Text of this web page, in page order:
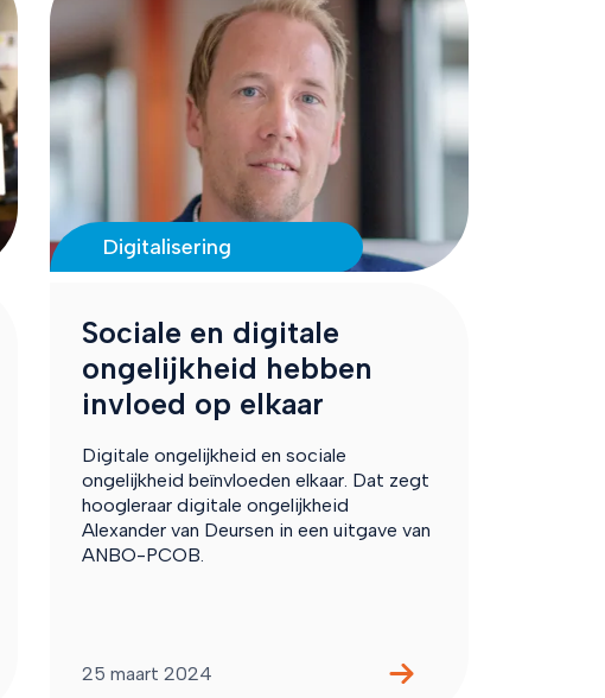
Digitalisering
Sociale en digitale
ongelijkheid hebben
invloed op elkaar
Digitale ongelijkheid en sociale
ongelijkheid beïnvloeden elkaar. Dat zegt
hoogleraar digitale ongelijkheid
Alexander van Deursen in een uitgave van
ANBO-PCOB.
25 maart 2024